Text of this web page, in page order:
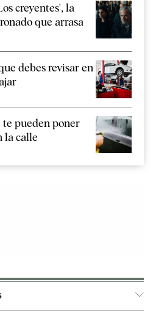
creyentes', la
que arrasa
debes revisar en
te pueden poner
la calle